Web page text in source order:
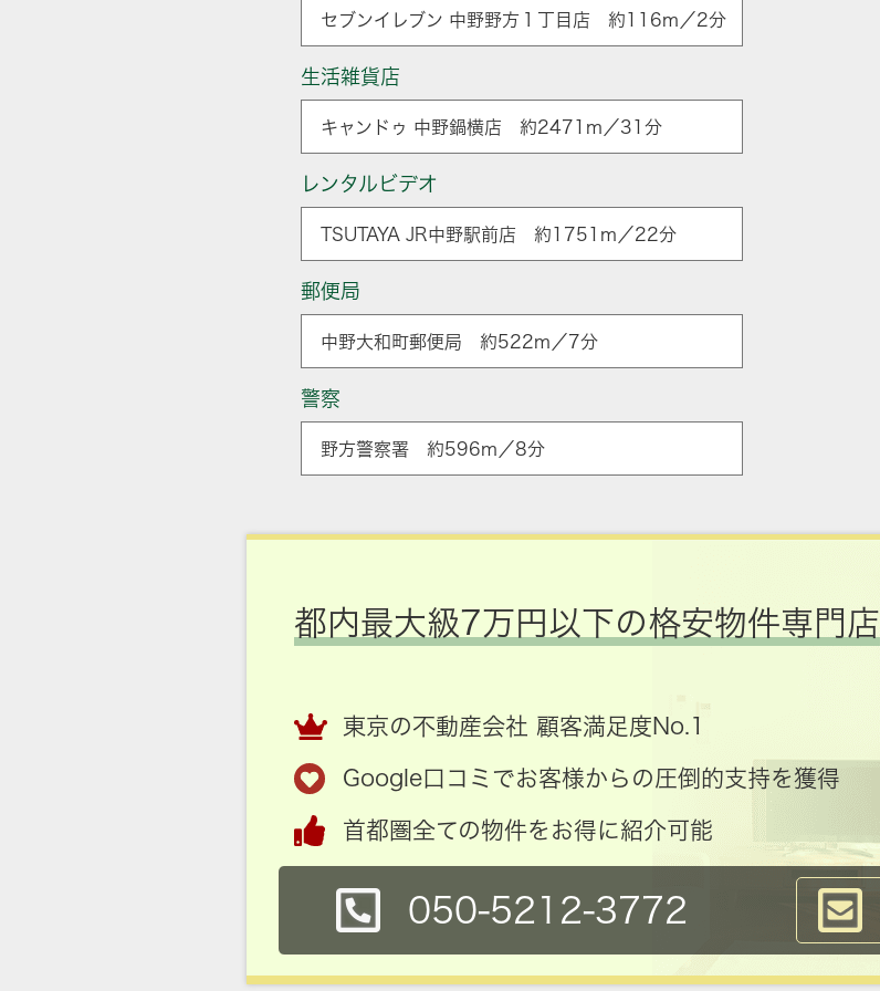
セブンイレブン 中野野方１丁目店 約116m／2分
生活雑貨店
キャンドゥ 中野鍋横店 約2471m／31分
レンタルビデオ
TSUTAYA JR中野駅前店 約1751m／22分
郵便局
中野大和町郵便局 約522m／7分
警察
野方警察署 約596m／8分
都内最大級7万円以下の格安物件専門店
東京の不動産会社 顧客満足度No.1
Google口コミでお客様からの圧倒的支持を獲得
首都圏全ての物件をお得に紹介可能
050-5212-3772